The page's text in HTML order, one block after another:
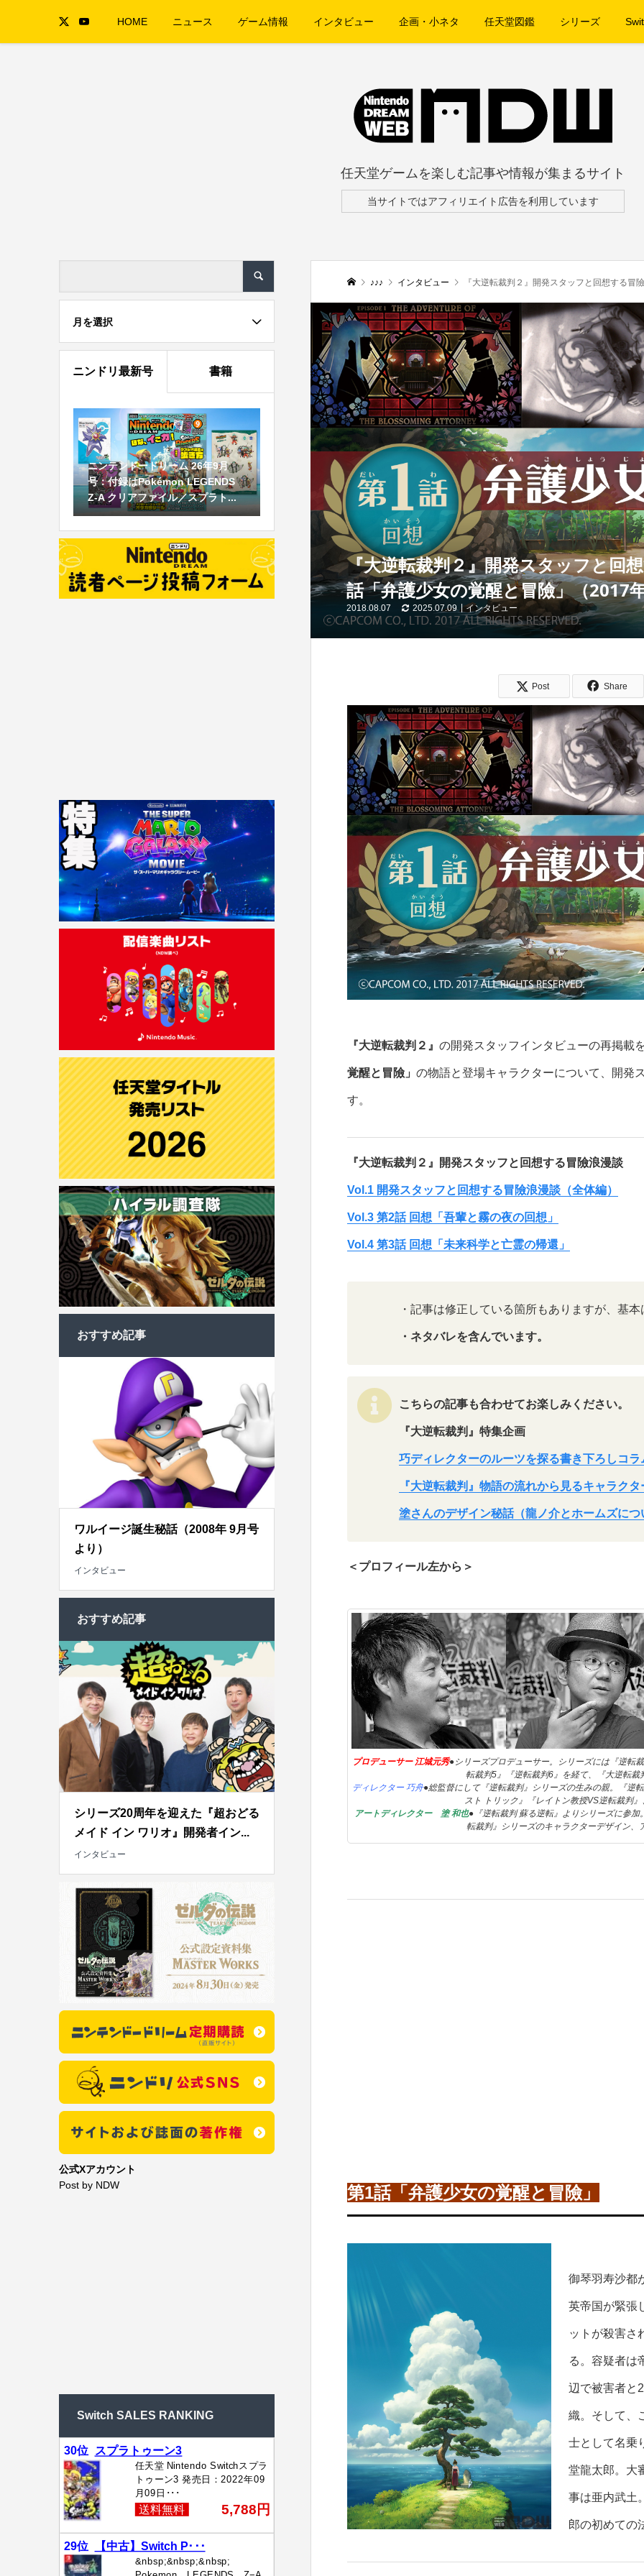
HOME ニュース ゲーム情報 インタビュー 企画・小ネタ 任天堂図鑑 シリーズ
任天堂ゲームを楽しむ記事や情報が集まるサイト
当サイトではアフィリエイト広告を利用しています
♪♪♪ インタビュー 『大逆転裁判２』開発スタッフと回想する冒險浪
『大逆転裁判２』開発スタッフと回
話「弁護少女の覚醒と冒險」（2017
2018.08.07 2025.07.09 インタビュー
Post Share
『大逆転裁判２』 の開発スタッフインタビューの再掲載
覚醒と冒險」 の物語と登場キャラクターについて、開発
す。
『大逆転裁判２』開発スタッフと回想する冒險浪漫談
Vol.1 開発スタッフと回想する冒險浪漫談（全体編）
Vol.3 第2話 回想「吾輩と霧の夜の回想」
Vol.4 第3話 回想「未来科学と亡霊の帰還」
・記事は修正している箇所もありますが、基
・ネタバレを含んでいます。
こちらの記事も合わせてお楽しみください。
『大逆転裁判』特集企画
巧ディレクターのルーツを探る書き下ろしコラ
『大逆転裁判』物語の流れから見るキャラク
塗さんのデザイン秘話（龍ノ介とホームズに
＜プロフィール左から＞
プロデューサー 江城元秀●シリーズプロデューサー。シリーズには『逆転
転裁判5』『逆転裁判6』を経て、『大逆転裁
ディレクター 巧舟●総監督にして『逆転裁判』シリーズの生みの親。『逆
スト トリック』『レイトン教授VS逆転裁判
アートディレクター 塗 和也●『逆転裁判 蘇る逆転』よりシリーズに参
転裁判』シリーズのキャラクターデザイン、
第1話「弁護少女の覚醒と冒險」
御琴羽寿沙都
英帝国が緊張
ットが殺害さ
る。容疑者は
辺で被害者と
織。そして、
士として名乗
堂龍太郎。大
事は亜内武土
郎の初めて
月を選択
ニンドリ最新号 書籍
ニンテンドードリーム 26年9月
号：付録はPokémon LEGENDS
Z-A クリアファイル／スプラト...
おすすめ記事
ワルイージ誕生秘話（2008年 9月号
より）
インタビュー
おすすめ記事
シリーズ20周年を迎えた『超おどる
メイド イン ワリオ』開発者イン...
インタビュー
公式Xアカウント
Post by NDW
Switch SALES RANKING